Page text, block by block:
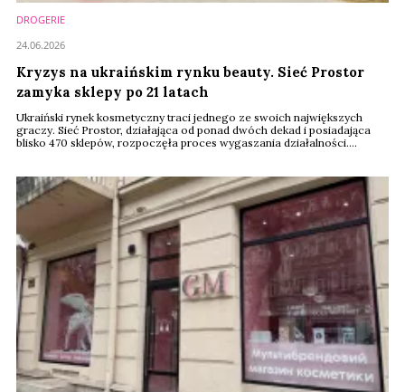
DROGERIE
Kryzys na ukraińskim rynku beauty. Sieć Prostor
zamyka sklepy po 21 latach
Ukraiński rynek kosmetyczny traci jednego ze swoich największych
graczy. Sieć Prostor, działająca od ponad dwóch dekad i posiadająca
blisko 470 sklepów, rozpoczęła proces wygaszania działalności.
kosmetyki, perfumy i produkty pielęgnacyjne zarówno marek
międzynarodowych, jak i własnych.
24.06.2026